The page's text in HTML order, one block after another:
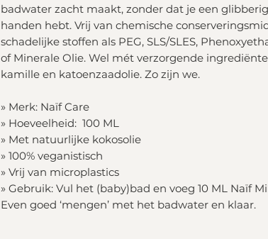
badwater zacht maakt, zonder dat je een
handen hebt. Vrij van chemische
schadelijke stoffen als PEG, SLS/SLES,
of Minerale Olie. Wel mét verzorgende
kamille en katoenzaadolie. Zo zijn we.
» Merk: Naïf Care
» Hoeveelheid: 100 ML
» Met natuurlijke kokosolie
» 100% veganistisch
» Vrij van microplastics
» Gebruik: Vul het (baby)bad en voeg 10 ML Naïf
Even goed ‘mengen’ met het badwater en klaar.